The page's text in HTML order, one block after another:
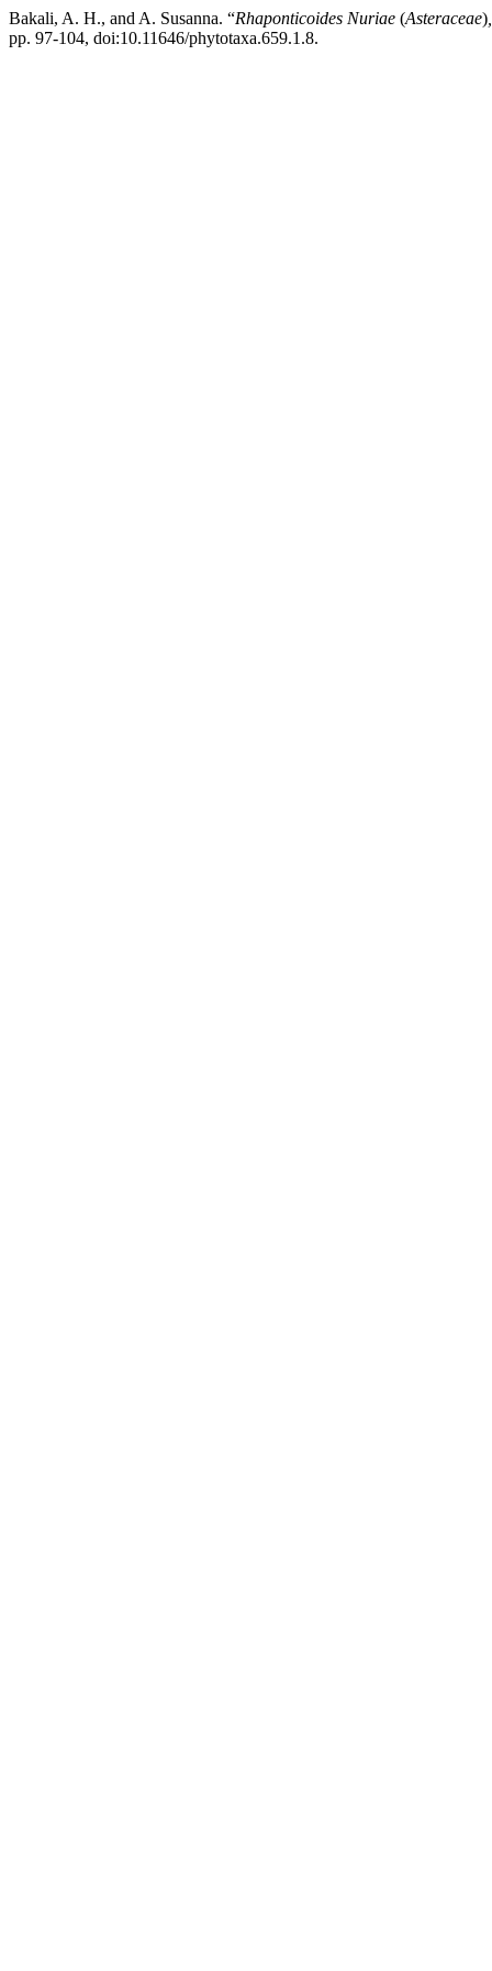
Bakali, A. H., and A. Susanna. “Rhaponticoides Nuriae (Asteraceae)
pp. 97-104, doi:10.11646/phytotaxa.659.1.8.